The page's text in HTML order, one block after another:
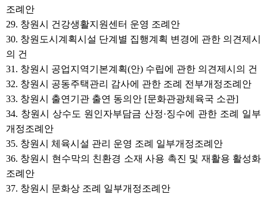
조례안
29. 창원시 건강생활지원센터 운영 조례안
30. 창원도시계획시설 단계별 집행계획 변경에 관한 의견제시
의 건
31. 창원시 공업지역기본계획(안) 수립에 관한 의견제시의 건
32. 창원시 공동주택관리 감사에 관한 조례 전부개정조례안
33. 창원시 출연기관 출연 동의안 [문화관광체육국 소관]
34. 창원시 상수도 원인자부담금 산정·징수에 관한 조례 일부
개정조례안
35. 창원시 체육시설 관리 운영 조례 일부개정조례안
36. 창원시 현수막의 친환경 소재 사용 촉진 및 재활용 활성화
조례안
37. 창원시 문화상 조례 일부개정조례안